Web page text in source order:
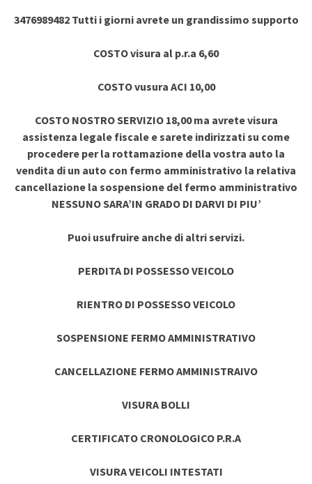
3476989482 Tutti i giorni avrete un grandissimo supporto
COSTO visura al p.r.a 6,60
COSTO vusura ACI 10,00
COSTO NOSTRO SERVIZIO 18,00 ma avrete visura
assistenza legale fiscale e sarete indirizzati su come
procedere per la rottamazione della vostra auto la
vendita di un auto con fermo amministrativo la relativa
cancellazione la sospensione del fermo amministrativo
NESSUNO SARA’IN GRADO DI DARVI DI PIU’
Puoi usufruire anche di altri servizi.
PERDITA DI POSSESSO VEICOLO
RIENTRO DI POSSESSO VEICOLO
SOSPENSIONE FERMO AMMINISTRATIVO
CANCELLAZIONE FERMO AMMINISTRAIVO
VISURA BOLLI
CERTIFICATO CRONOLOGICO P.R.A
VISURA VEICOLI INTESTATI